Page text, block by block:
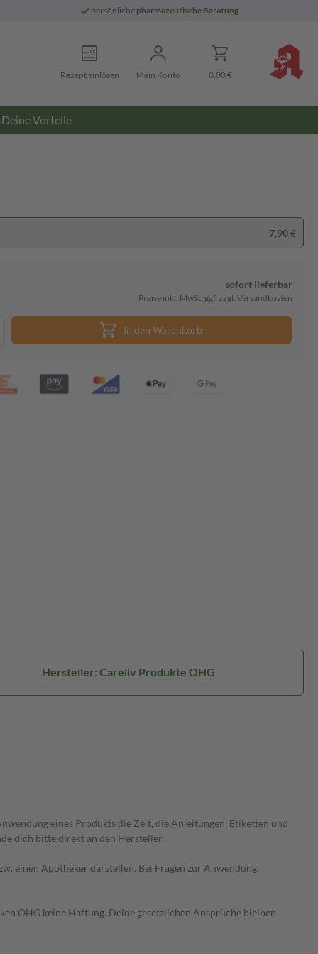
persönliche pharmazeutische Beratung
Rezept einlösen Mein Konto 0,00 €
Deine Vorteile
7,90 €
sofort lieferbar
Preise inkl. MwSt. ggf. zzgl. Versandkosten
In den Warenkorb
Hersteller: Careliv Produkte OHG
eines Produkts die Zeit, die Anleitungen, Etiketten und
dich bitte direkt an den Hersteller.
einen Apotheker darstellen. Bei Fragen zur Anwendung,
OHG keine Haftung. Deine gesetzlichen Ansprüche bleiben